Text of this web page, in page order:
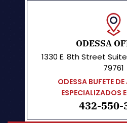
ODESSA
1330 E. 8th Street
79761
ODESSA BUFETE
ESPECIALIZADOS
432-550-